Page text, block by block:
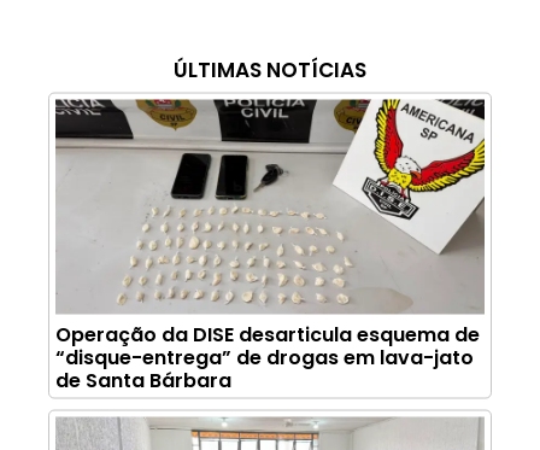
ÚLTIMAS NOTÍCIAS
Operação da DISE desarticula esquema de
“disque-entrega” de drogas em lava-jato
de Santa Bárbara